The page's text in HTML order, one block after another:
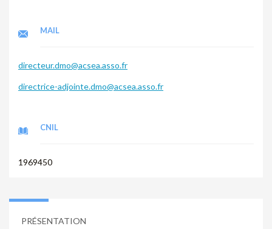
MAIL
directeur.dmo@acsea.asso.fr
directrice-adjointe.dmo@acsea.asso.fr
CNIL
1969450
PRÉSENTATION